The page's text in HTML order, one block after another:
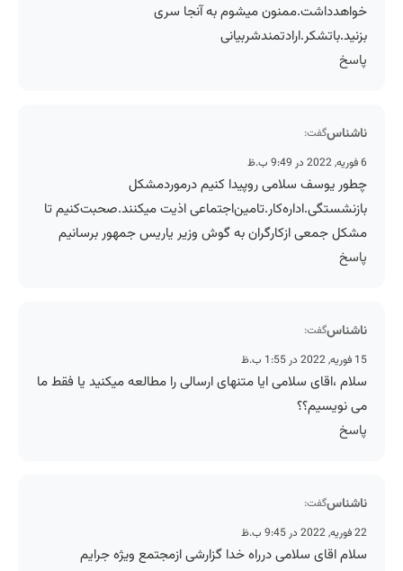
خواهدداشت.ممنون میشوم به آنجا سری
بزنید.باتشکر.ارادتمندشربیانی
پاسخ
ناشناسگفت:
6 فوریه, 2022 در 9:49 ب.ظ
چطور یوسف سلامی روپیدا کنیم درموردمشکل
بازنشستگی.اداره‌کار.تامین‌اجتماعی اذیت میکنند.صحبت‌کنیم تا
مشکل جمعی ازکارگران به گوش وزیر یاریس جمهور برسانیم
پاسخ
ناشناسگفت:
15 فوریه, 2022 در 1:55 ب.ظ
سلام ،اقای سلامی ایا متنهای ارسالی را مطالعه میکنید یا فقط ما
می نویسیم؟؟
پاسخ
ناشناسگفت:
22 فوریه, 2022 در 9:45 ب.ظ
سلام اقای سلامی درراه خدا گزارشی ازمجتمع ویژه جرایم